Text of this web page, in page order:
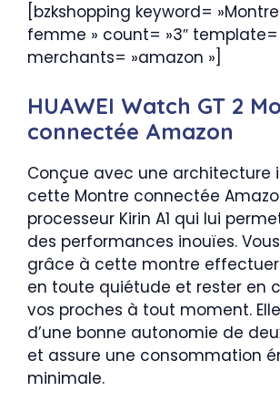
[bzkshopping keyword=
femme » count= »3″ template=
merchants= »amazon »]
HUAWEI Watch GT 2
connectée Amazon
Conçue avec une architecture
cette Montre connectée
processeur Kirin A1 qui lui
des performances inouïes.
grâce à cette montre effectuer
en toute quiétude et rester en
vos proches à tout moment.
d’une bonne autonomie de
et assure une consommation
minimale.